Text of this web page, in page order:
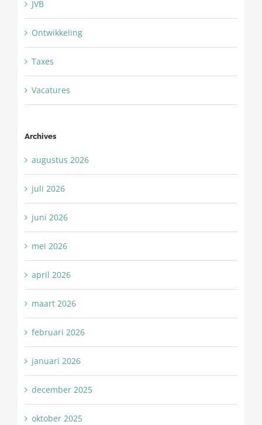
JVB
Ontwikkeling
Taxes
Vacatures
Archives
augustus 2026
juli 2026
juni 2026
mei 2026
april 2026
maart 2026
februari 2026
januari 2026
december 2025
oktober 2025